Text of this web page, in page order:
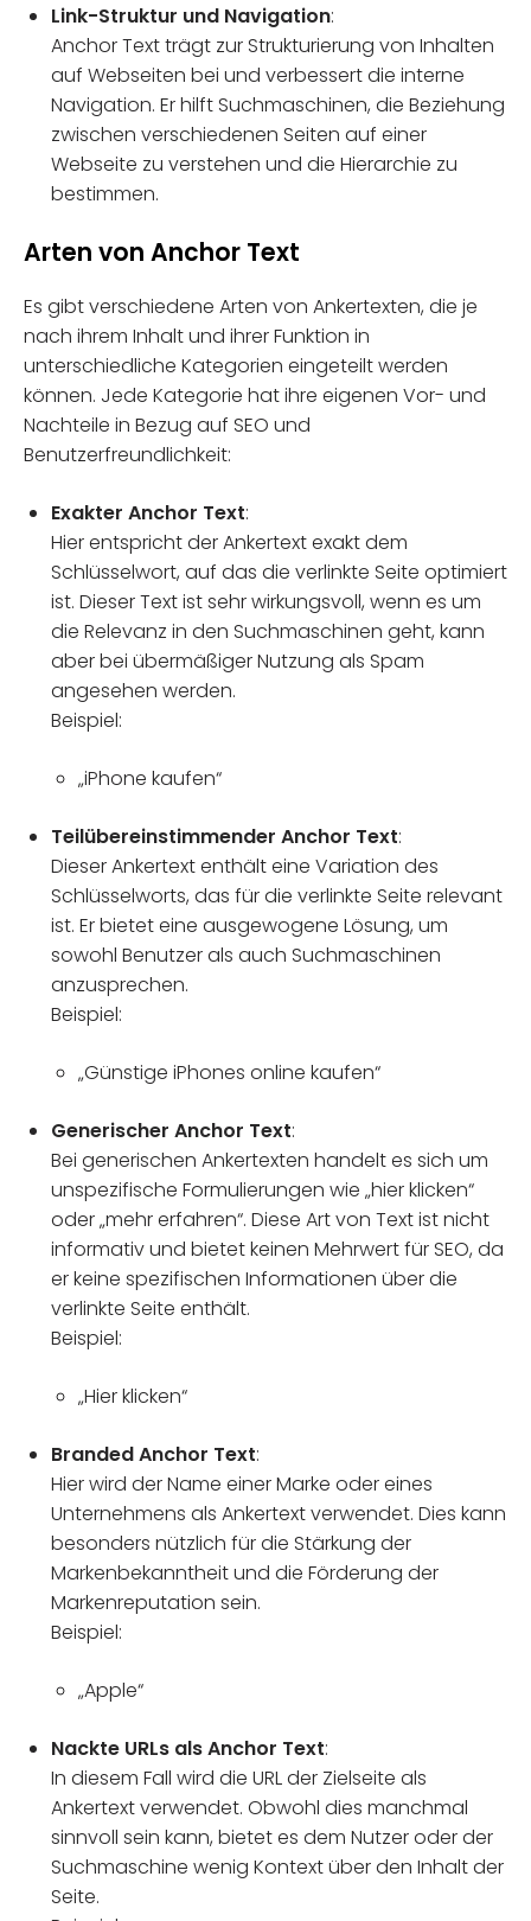
Link-Struktur und Navigation:
Anchor Text trägt zur Strukturierung von Inhalten
auf Webseiten bei und verbessert die interne
Navigation. Er hilft Suchmaschinen, die Beziehung
zwischen verschiedenen Seiten auf einer
Webseite zu verstehen und die Hierarchie zu
bestimmen.
Arten von Anchor Text
Es gibt verschiedene Arten von Ankertexten, die je
nach ihrem Inhalt und ihrer Funktion in
unterschiedliche Kategorien eingeteilt werden
können. Jede Kategorie hat ihre eigenen Vor- und
Nachteile in Bezug auf SEO und
Benutzerfreundlichkeit:
Exakter Anchor Text:
Hier entspricht der Ankertext exakt dem
Schlüsselwort, auf das die verlinkte Seite optimiert
ist. Dieser Text ist sehr wirkungsvoll, wenn es um
die Relevanz in den Suchmaschinen geht, kann
aber bei übermäßiger Nutzung als Spam
angesehen werden.
Beispiel:
„iPhone kaufen“
Teilübereinstimmender Anchor Text:
Dieser Ankertext enthält eine Variation des
Schlüsselworts, das für die verlinkte Seite relevant
ist. Er bietet eine ausgewogene Lösung, um
sowohl Benutzer als auch Suchmaschinen
anzusprechen.
Beispiel:
„Günstige iPhones online kaufen“
Generischer Anchor Text:
Bei generischen Ankertexten handelt es sich um
unspezifische Formulierungen wie „hier klicken“
oder „mehr erfahren“. Diese Art von Text ist nicht
informativ und bietet keinen Mehrwert für SEO, da
er keine spezifischen Informationen über die
verlinkte Seite enthält.
Beispiel:
„Hier klicken“
Branded Anchor Text:
Hier wird der Name einer Marke oder eines
Unternehmens als Ankertext verwendet. Dies kann
besonders nützlich für die Stärkung der
Markenbekanntheit und die Förderung der
Markenreputation sein.
Beispiel:
„Apple“
Nackte URLs als Anchor Text:
In diesem Fall wird die URL der Zielseite als
Ankertext verwendet. Obwohl dies manchmal
sinnvoll sein kann, bietet es dem Nutzer oder der
Suchmaschine wenig Kontext über den Inhalt der
Seite.